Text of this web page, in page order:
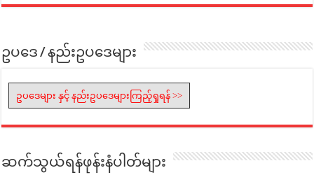
ဥပဒေ / နည်းဥပဒေများ
ဥပဒေများ နှင့် နည်းဥပဒေများကြည့်ရှုရန် >>
ဆက်သွယ်ရန်ဖုန်းနံပါတ်များ